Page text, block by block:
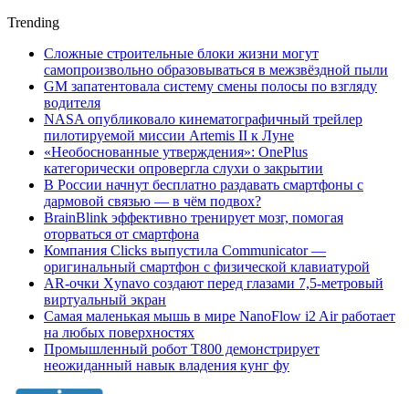
Trending
Сложные строительные блоки жизни могут
самопроизвольно образовываться в межзвёздной пыли
GM запатентовала систему смены полосы по взгляду
водителя
NASA опубликовало кинематографичный трейлер
пилотируемой миссии Artemis II к Луне
«Необоснованные утверждения»: OnePlus
категорически опровергла слухи о закрытии
В России начнут бесплатно раздавать смартфоны с
дармовой связью — в чём подвох?
BrainBlink эффективно тренирует мозг, помогая
оторваться от смартфона
Компания Clicks выпустила Communicator —
оригинальный смартфон с физической клавиатурой
AR-очки Xynavo создают перед глазами 7,5-метровый
виртуальный экран
Самая маленькая мышь в мире NanoFlow i2 Air работает
на любых поверхностях
Промышленный робот Т800 демонстрирует
неожиданный навык владения кунг фу